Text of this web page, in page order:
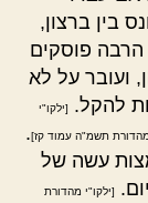
בין ברצון,
פוסקים
ועובר על לא
להקל.
[ילקו"י
תשמ"ה עמוד קז].
עשה של
[ילקו"י מהדורת